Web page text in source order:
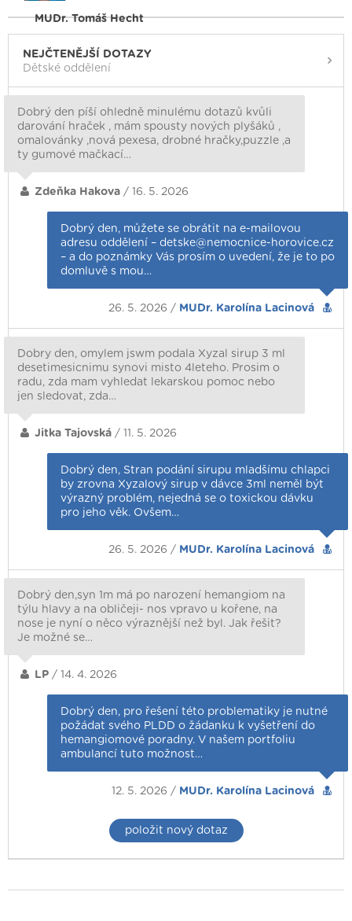
MUDr. Tomáš Hecht
NEJČTENĚJŠÍ DOTAZY
Dětské oddělení
Dobrý den píší ohledně minulému dotazů kvůli
darování hraček , mám spousty nových plyšáků ,
omalovánky ,nová pexesa, drobné hračky,puzzle ,a
ty gumové mačkací…
Zdeňka Hakova / 16. 5. 2026
Dobrý den, můžete se obrátit na e-mailovou
adresu oddělení – detske@nemocnice-horovice.cz
– a do poznámky Vás prosím o uvedení, že je to po
domluvě s mou…
26. 5. 2026 / MUDr. Karolína Lacinová
Dobry den, omylem jswm podala Xyzal sirup 3 ml
desetimesicnimu synovi misto 4leteho. Prosim o
radu, zda mam vyhledat lekarskou pomoc nebo
jen sledovat, zda…
Jitka Tajovská / 11. 5. 2026
Dobrý den, Stran podání sirupu mladšímu chlapci
by zrovna Xyzalový sirup v dávce 3ml neměl být
výrazný problém, nejedná se o toxickou dávku
pro jeho věk. Ovšem…
26. 5. 2026 / MUDr. Karolína Lacinová
Dobrý den,syn 1m má po narození hemangiom na
týlu hlavy a na obličeji- nos vpravo u kořene, na
nose je nyní o něco výraznější než byl. Jak řešit?
Je možné se…
LP / 14. 4. 2026
Dobrý den, pro řešení této problematiky je nutné
požádat svého PLDD o žádanku k vyšetření do
hemangiomové poradny. V našem portfoliu
ambulancí tuto možnost…
12. 5. 2026 / MUDr. Karolína Lacinová
položit nový dotaz